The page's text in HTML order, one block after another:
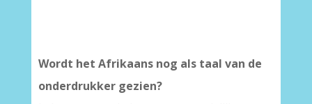
Wordt het Afrikaans nog als taal van de
onderdrukker gezien?